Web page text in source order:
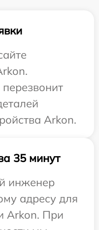
Arkon.
35 минут
инженер
адресу для
Arkon. При